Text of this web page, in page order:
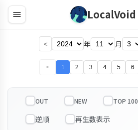
LocalVoid
< 年 月
< 1 2 3 4 5 6
OUT NEW TOP 100